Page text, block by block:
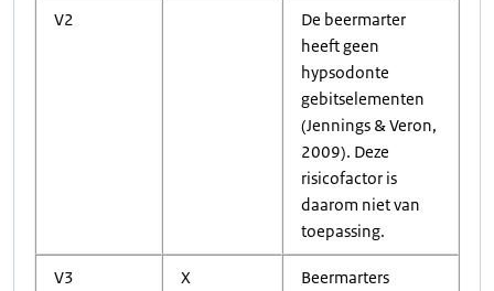
V2
De beermarter
heeft geen
hypsodonte
gebitselementen
(Jennings & Veron,
2009). Deze
risicofactor is
daarom niet van
toepassing.
V3 X
Beermarters